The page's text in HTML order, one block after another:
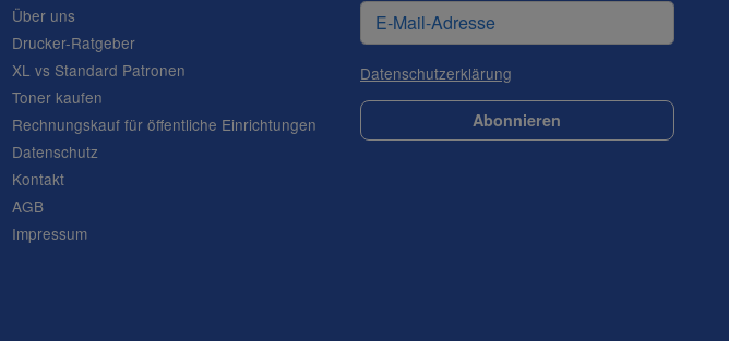
Über uns
Drucker-Ratgeber
XL vs Standard Patronen
Toner kaufen
Rechnungskauf für öffentliche Einrichtungen
Datenschutz
Kontakt
AGB
Impressum
Datenschutzerklärung
Abonnieren